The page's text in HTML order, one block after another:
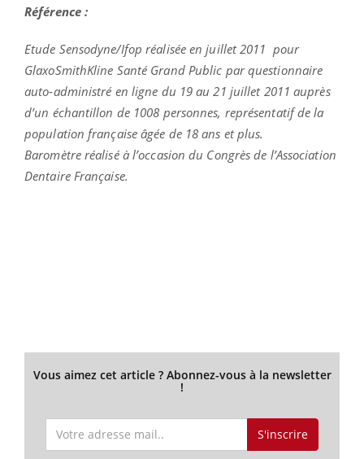
Référence :
Etude Sensodyne/Ifop réalisée en juillet 2011 pour
GlaxoSmithKline Santé Grand Public par questionnaire
auto-administré en ligne du 19 au 21 juillet 2011 auprès
d’un échantillon de 1008 personnes, représentatif de la
population française âgée de 18 ans et plus.
Baromètre réalisé à l’occasion du Congrès de l’Association
Dentaire Française.
Vous aimez cet article ? Abonnez-vous à la newsletter
!
S'inscrire